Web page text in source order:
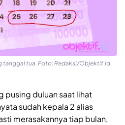
tanggal tua. Foto: Redaksi/Objektif.id
pusing duluan saat lihat
sudah kepala 2 alias
merasakannya tiap bulan,